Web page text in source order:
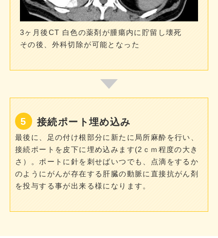
3ヶ月後CT 白色の薬剤が腫瘍内に貯留し壊死
その後、外科切除が可能となった
接続ポート埋め込み
最後に、足の付け根部分に新たに局所麻酔を行い、
接続ポートを皮下に埋め込みます(2ｃｍ程度の大き
さ）。ポートに針を刺せばいつでも、点滴をするか
のようにがんが存在する肝臓の動脈に直接抗がん剤
を投与する事が出来る様になります。